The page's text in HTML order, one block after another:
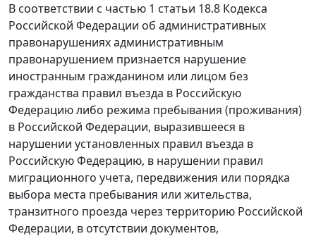
В соответствии с частью 1 статьи 18.8 Кодекса
Российской Федерации об административных
правонарушениях административным
правонарушением признается нарушение
иностранным гражданином или лицом без
гражданства правил въезда в Российскую
Федерацию либо режима пребывания (проживания)
в Российской Федерации, выразившееся в
нарушении установленных правил въезда в
Российскую Федерацию, в нарушении правил
миграционного учета, передвижения или порядка
выбора места пребывания или жительства,
транзитного проезда через территорию Российской
Федерации, в отсутствии документов,